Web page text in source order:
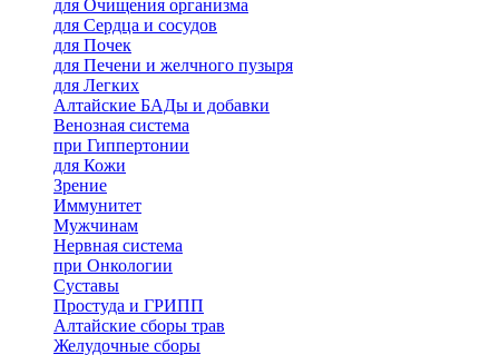
для Очищения организма
для Сердца и сосудов
для Почек
для Печени и желчного пузыря
для Легких
Алтайские БАДы и добавки
Венозная система
при Гиппертонии
для Кожи
Зрение
Иммунитет
Мужчинам
Нервная система
при Онкологии
Суставы
Простуда и ГРИПП
Алтайские сборы трав
Желудочные сборы